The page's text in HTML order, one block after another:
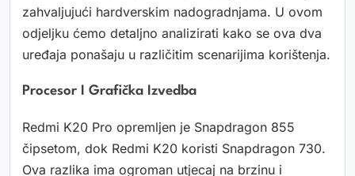
zahvaljujući hardverskim nadogradnjama. U ovom
odjeljku ćemo detaljno analizirati kako se ova dva
uređaja ponašaju u različitim scenarijima korištenja.
Procesor I Grafička Izvedba
Redmi K20 Pro opremljen je Snapdragon 855
čipsetom, dok Redmi K20 koristi Snapdragon 730.
Ova razlika ima ogroman utjecaj na brzinu i